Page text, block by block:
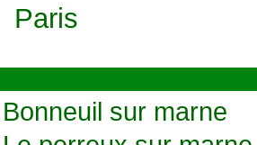
Paris
Bonneuil sur marne